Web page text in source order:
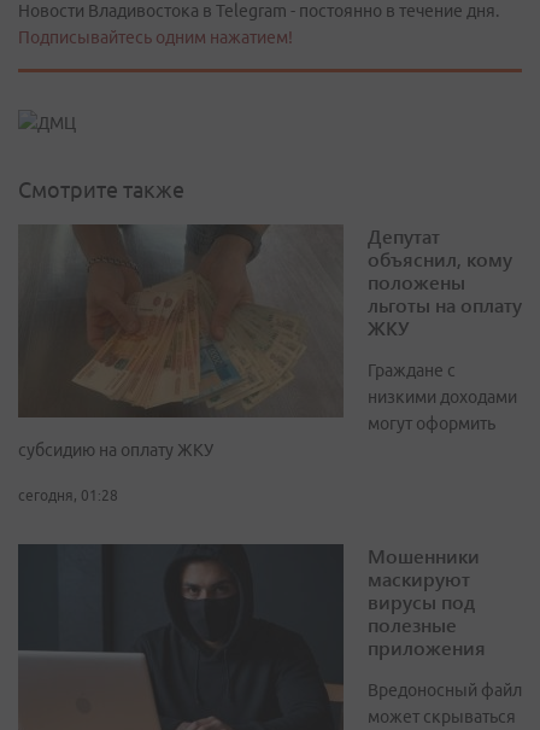
Новости Владивостока в Telegram - постоянно в течение дня.
Подписывайтесь одним нажатием!
Смотрите также
Депутат
объяснил, кому
положены
льготы на оплату
ЖКУ
Граждане с
низкими доходами
могут оформить
субсидию на оплату ЖКУ
сегодня, 01:28
Мошенники
маскируют
вирусы под
полезные
приложения
Вредоносный файл
может скрываться